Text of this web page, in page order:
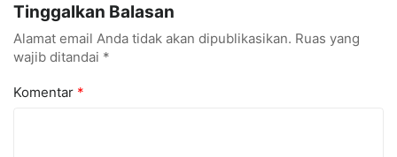
Digital
Tinggalkan Balasan
Alamat email Anda tidak akan dipublikasikan. Ruas yang
wajib ditandai *
Komentar *